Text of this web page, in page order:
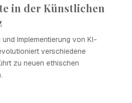
in der Künstlichen
Implementierung von KI-
verschiedene
zu neuen ethischen